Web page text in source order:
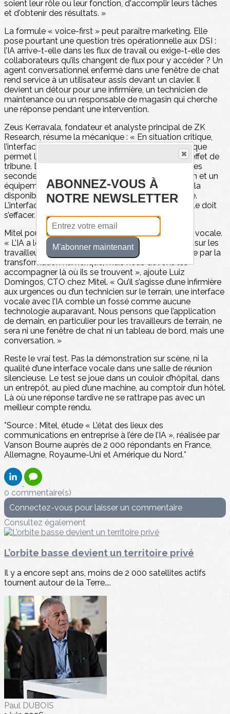
soient leur rôle ou leur fonction, d'accomplir leurs tâches
et d'obtenir des résultats. »
La formule « voice-first » peut paraître marketing. Elle
pose pourtant une question très opérationnelle aux DSI :
l’IA arrive-t-elle dans les flux de travail ou exige-t-elle des
collaborateurs qu’ils changent de flux pour y accéder ? Un
agent conversationnel enfermé dans une fenêtre de chat
rend service à un utilisateur assis devant un clavier. Il
devient un détour pour une infirmière, un technicien de
maintenance ou un responsable de magasin qui cherche
une réponse pendant une intervention.
Zeus Kerravala, fondateur et analyste principal de ZK
Research, résume la mécanique : « En situation critique,
l’interface doit disparaître, et c'est précisément ce que
permet la voix». L’observation mérite mieux qu’un effet de
tribune. Dans un environnement hospitalier, quelques
secondes perdues entre un service, une application et un
équipement pèsent sur les admissions, les sorties, la
disponibilité des lits et la qualité de prise en charge.
L’interface ne doit pas devenir le sujet du travail. Elle doit
s’effacer.
Mitel pousse logiquement cette lecture jusqu’à l’IA vocale.
« L’IA a le potentiel d’avoir un impact considérable sur les
travailleurs qui ont été les plus laissés pour compte par la
transformation numérique, mais nous devons les
accompagner là où ils se trouvent », ajoute Luiz
Domingos, CTO chez Mitel. « Qu’il s’agisse d’une infirmière
aux urgences ou d’un technicien sur le terrain, une interface
vocale avec l’IA comble un fossé comme aucune
technologie auparavant. Nous pensons que l’application
de demain, en particulier pour les travailleurs de terrain, ne
sera ni une fenêtre de chat ni un tableau de bord, mais une
conversation. »
Reste le vrai test. Pas la démonstration sur scène, ni la
qualité d’une interface vocale dans une salle de réunion
silencieuse. Le test se joue dans un couloir d’hôpital, dans
un entrepôt, au pied d’une machine, au comptoir d’un hôtel.
Là où une réponse tardive ne se rattrape pas avec un
meilleur compte rendu.
*Source : Mitel, étude « L’état des lieux des
communications en entreprise à l’ère de l’IA », réalisée par
Vanson Bourne auprès de 2 000 répondants en France,
Allemagne, Royaume-Uni et Amérique du Nord.*
0 commentaire(s)
Connectez-vous pour laisser un commentaire
Consultez également
L’orbite basse devient un territoire privé
Il y a encore sept ans, moins de 2 000 satellites actifs
tournent autour de la Terre....
Paul DUBOIS
ABONNEZ-VOUS À
NOTRE NEWSLETTER
M'abonner maintenant